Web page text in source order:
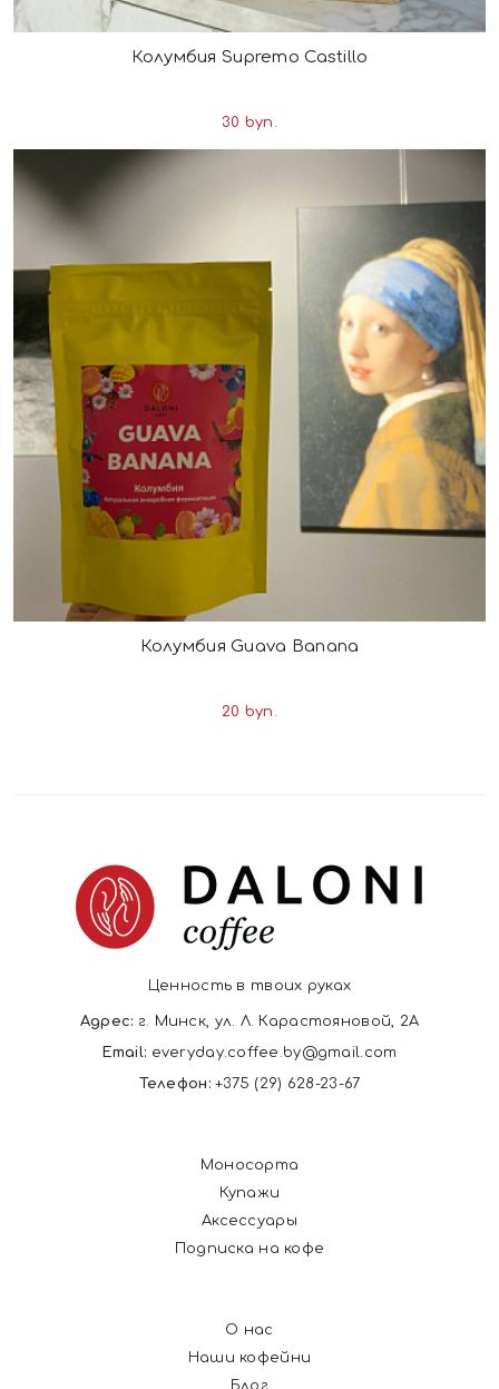
Колумбия Supremo Castillo
30 byn.
Колумбия Guava Banana
20 byn.
Ценность в твоих руках
Адрес: г. Минск, ул. Л. Карастояновой, 2А
Email: everyday.coffee.by@gmail.com
Телефон: +375 (29) 628-23-67
Моносорта
Купажи
Аксессуары
Подписка на кофе
О нас
Наши кофейни
Блог